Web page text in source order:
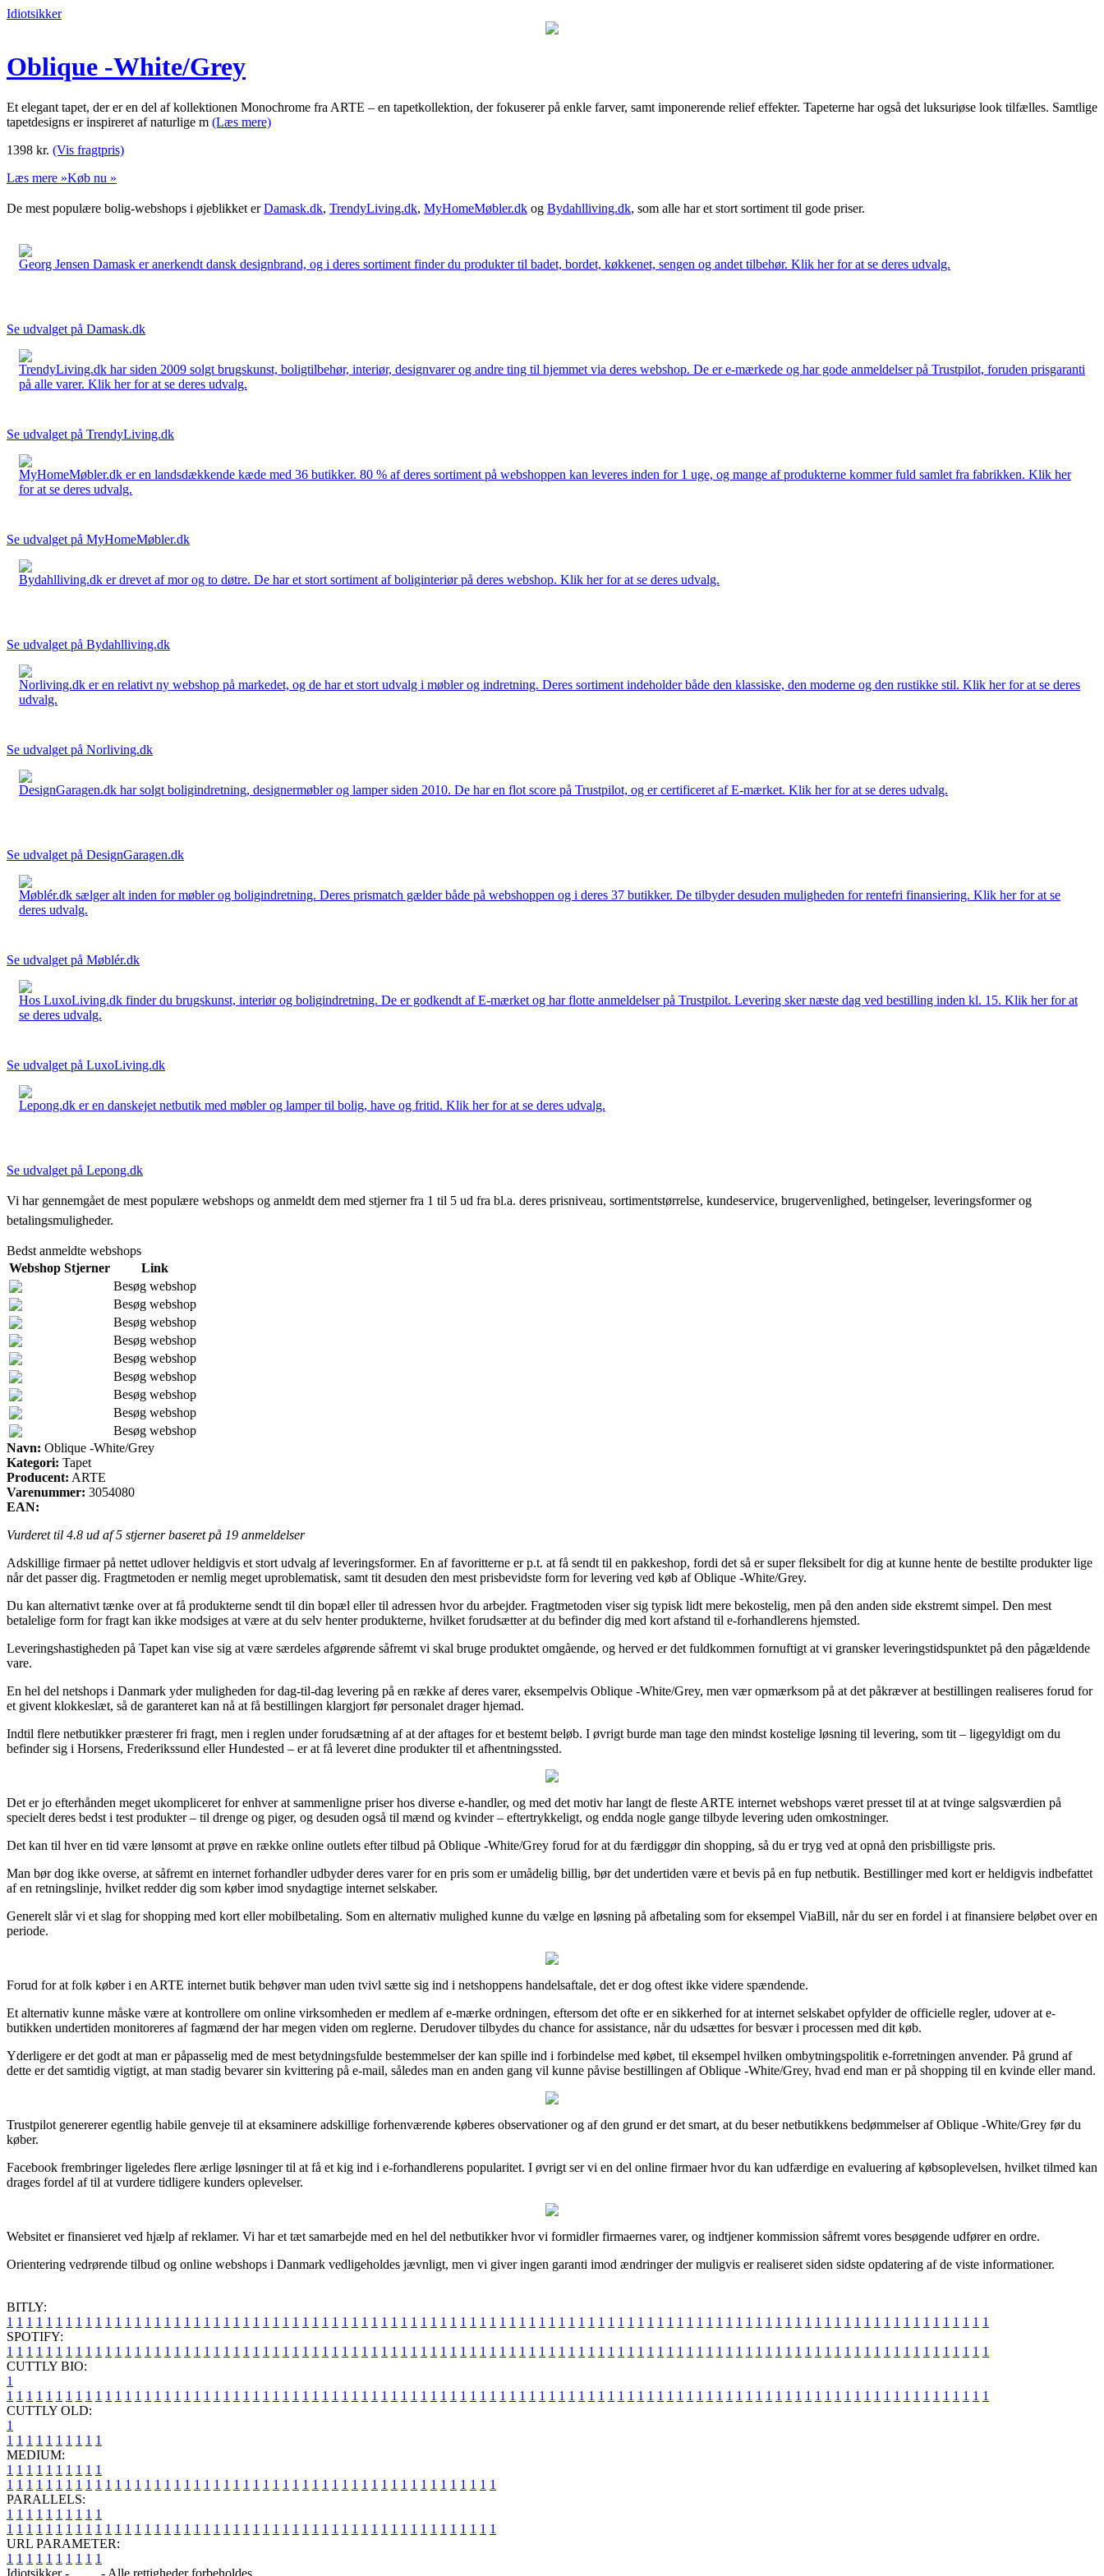
Idiotsikker
Oblique -White/Grey
Et elegant tapet, der er en del af kollektionen Monochrome fra ARTE – en tapetkollektion, der fokuserer på enkle farver, samt imponerende relief effekter. Tapeterne har også det luksuriøse look tilfælles. Samtlige
tapetdesigns er inspireret af naturlige m (Læs mere)
1398 kr. (Vis fragtpris)
Læs mere »Køb nu »
De mest populære bolig-webshops i øjeblikket erDamask.dk, TrendyLiving.dk, MyHomeMøbler.dk og Bydahlliving.dk, som alle har et stort sortiment til gode priser.
Georg Jensen Damask er anerkendt dansk designbrand, og i deres sortiment finder du produkter til badet, bordet, køkkenet, sengen og andet tilbehør. Klik her for at se deres udvalg.
Se udvalget på Damask.dk
TrendyLiving.dk har siden 2009 solgt brugskunst, boligtilbehør, interiør, designvarer og andre ting til hjemmet via deres webshop. De er e-mærkede og har gode anmeldelser på Trustpilot, foruden prisgaranti
på alle varer. Klik her for at se deres udvalg.
Se udvalget på TrendyLiving.dk
MyHomeMøbler.dk er en landsdækkende kæde med 36 butikker. 80 % af deres sortiment på webshoppen kan leveres inden for 1 uge, og mange af produkterne kommer fuld samlet fra fabrikken. Klik her
for at se deres udvalg.
Se udvalget på MyHomeMøbler.dk
Bydahlliving.dk er drevet af mor og to døtre. De har et stort sortiment af boliginteriør på deres webshop. Klik her for at se deres udvalg.
Se udvalget på Bydahlliving.dk
Norliving.dk er en relativt ny webshop på markedet, og de har et stort udvalg i møbler og indretning. Deres sortiment indeholder både den klassiske, den moderne og den rustikke stil. Klik her for at se deres
udvalg.
Se udvalget på Norliving.dk
DesignGaragen.dk har solgt boligindretning, designermøbler og lamper siden 2010. De har en flot score på Trustpilot, og er certificeret af E-mærket. Klik her for at se deres udvalg.
Se udvalget på DesignGaragen.dk
Møblér.dk sælger alt inden for møbler og boligindretning. Deres prismatch gælder både på webshoppen og i deres 37 butikker. De tilbyder desuden muligheden for rentefri finansiering. Klik her for at se
deres udvalg.
Se udvalget på Møblér.dk
Hos LuxoLiving.dk finder du brugskunst, interiør og boligindretning. De er godkendt af E-mærket og har flotte anmeldelser på Trustpilot. Levering sker næste dag ved bestilling inden kl. 15. Klik her for at
se deres udvalg.
Se udvalget på LuxoLiving.dk
Lepong.dk er en danskejet netbutik med møbler og lamper til bolig, have og fritid. Klik her for at se deres udvalg.
Se udvalget på Lepong.dk
Vi har gennemgået de mest populære webshops og anmeldt dem med stjerner fra 1 til 5 ud fra bl.a. deres prisniveau, sortimentstørrelse, kundeservice, brugervenlighed, betingelser, leveringsformer og
betalingsmuligheder.
Bedst anmeldte webshops
Webshop Stjerner
Link
Besøg webshop
Besøg webshop
Besøg webshop
Besøg webshop
Besøg webshop
Besøg webshop
Besøg webshop
Besøg webshop
Besøg webshop
Navn: Oblique -White/Grey
Kategori: Tapet
Producent: ARTE
Varenummer: 3054080
EAN:
Vurderet til 4.8 ud af 5 stjerner baseret på 19 anmeldelser
Adskillige firmaer på nettet udlover heldigvis et stort udvalg af leveringsformer. En af favoritterne er p.t. at få sendt til en pakkeshop, fordi det så er super fleksibelt for dig at kunne hente de bestilte produkter lige
når det passer dig. Fragtmetoden er nemlig meget uproblematisk, samt tit desuden den mest prisbevidste form for levering ved køb af Oblique -White/Grey.
Du kan alternativt tænke over at få produkterne sendt til din bopæl eller til adressen hvor du arbejder. Fragtmetoden viser sig typisk lidt mere bekostelig, men på den anden side ekstremt simpel. Den mest
betalelige form for fragt kan ikke modsiges at være at du selv henter produkterne, hvilket forudsætter at du befinder dig med kort afstand til e-forhandlerens hjemsted.
Leveringshastigheden på Tapet kan vise sig at være særdeles afgørende såfremt vi skal bruge produktet omgående, og herved er det fuldkommen fornuftigt at vi gransker leveringstidspunktet på den pågældende
vare.
En hel del netshops i Danmark yder muligheden for dag-til-dag levering på en række af deres varer, eksempelvis Oblique -White/Grey, men vær opmærksom på at det påkræver at bestillingen realiseres forud for
et givent klokkeslæt, så de garanteret kan nå at få bestillingen klargjort før personalet drager hjemad.
Indtil flere netbutikker præsterer fri fragt, men i reglen under forudsætning af at der aftages for et bestemt beløb. I øvrigt burde man tage den mindst kostelige løsning til levering, som tit – ligegyldigt om du
befinder sig i Horsens, Frederikssund eller Hundested – er at få leveret dine produkter til et afhentningssted.
Det er jo efterhånden meget ukompliceret for enhver at sammenligne priser hos diverse e-handler, og med det motiv har langt de fleste ARTE internet webshops været presset til at at tvinge salgsværdien på
specielt deres bedst i test produkter – til drenge og piger, og desuden også til mænd og kvinder – eftertrykkeligt, og endda nogle gange tilbyde levering uden omkostninger.
Det kan til hver en tid være lønsomt at prøve en række online outlets efter tilbud på Oblique -White/Grey forud for at du færdiggør din shopping, så du er tryg ved at opnå den prisbilligste pris.
Man bør dog ikke overse, at såfremt en internet forhandler udbyder deres varer for en pris som er umådelig billig, bør det undertiden være et bevis på en fup netbutik. Bestillinger med kort er heldigvis indbefattet
af en retningslinje, hvilket redder dig som køber imod snydagtige internet selskaber.
Generelt slår vi et slag for shopping med kort eller mobilbetaling. Som en alternativ mulighed kunne du vælge en løsning på afbetaling som for eksempel ViaBill, når du ser en fordel i at finansiere beløbet over en
periode.
Forud for at folk køber i en ARTE internet butik behøver man uden tvivl sætte sig ind i netshoppens handelsaftale, det er dog oftest ikke videre spændende.
Et alternativ kunne måske være at kontrollere om online virksomheden er medlem af e-mærke ordningen, eftersom det ofte er en sikkerhed for at internet selskabet opfylder de officielle regler, udover at e-
butikken undertiden monitoreres af fagmænd der har megen viden om reglerne. Derudover tilbydes du chance for assistance, når du udsættes for besvær i processen med dit køb.
Yderligere er det godt at man er påpasselig med de mest betydningsfulde bestemmelser der kan spille ind i forbindelse med købet, til eksempel hvilken ombytningspolitik e-forretningen anvender. På grund af
dette er det samtidig vigtigt, at man stadig bevarer sin kvittering på e-mail, således man en anden gang vil kunne påvise bestillingen af Oblique -White/Grey, hvad end man er på shopping til en kvinde eller mand.
Trustpilot genererer egentlig habile genveje til at eksaminere adskillige forhenværende køberes observationer og af den grund er det smart, at du beser netbutikkens bedømmelser af Oblique -White/Grey før du
køber.
Facebook frembringer ligeledes flere ærlige løsninger til at få et kig ind i e-forhandlerens popularitet. I øvrigt ser vi en del online firmaer hvor du kan udfærdige en evaluering af købsoplevelsen, hvilket tilmed kan
drages fordel af til at vurdere tidligere kunders oplevelser.
Websitet er finansieret ved hjælp af reklamer. Vi har et tæt samarbejde med en hel del netbutikker hvor vi formidler firmaernes varer, og indtjener kommission såfremt vores besøgende udfører en ordre.
Orientering vedrørende tilbud og online webshops i Danmark vedligeholdes jævnligt, men vi giver ingen garanti imod ændringer der muligvis er realiseret siden sidste opdatering af de viste informationer.
BITLY:
1 1 1 1 1 1 1 1 1 1 1 1 1 1 1 1 1 1 1 1 1 1 1 1 1 1 1 1 1 1 1 1 1 1 1 1 1 1 1 1 1 1 1 1 1 1 1 1 1 1 1 1 1 1 1 1 1 1 1 1 1 1 1 1 1 1 1 1 1 1 1 1 1 1 1 1 1 1 1 1 1 1 1 1 1 1 1 1 1 1 1 1 1 1 1 1 1 1 1 1
SPOTIFY:
1 1 1 1 1 1 1 1 1 1 1 1 1 1 1 1 1 1 1 1 1 1 1 1 1 1 1 1 1 1 1 1 1 1 1 1 1 1 1 1 1 1 1 1 1 1 1 1 1 1 1 1 1 1 1 1 1 1 1 1 1 1 1 1 1 1 1 1 1 1 1 1 1 1 1 1 1 1 1 1 1 1 1 1 1 1 1 1 1 1 1 1 1 1 1 1 1 1 1 1
CUTTLY BIO:
1
1 1 1 1 1 1 1 1 1 1 1 1 1 1 1 1 1 1 1 1 1 1 1 1 1 1 1 1 1 1 1 1 1 1 1 1 1 1 1 1 1 1 1 1 1 1 1 1 1 1 1 1 1 1 1 1 1 1 1 1 1 1 1 1 1 1 1 1 1 1 1 1 1 1 1 1 1 1 1 1 1 1 1 1 1 1 1 1 1 1 1 1 1 1 1 1 1 1 1 1
CUTTLY OLD:
1
1 1 1 1 1 1 1 1 1 1
MEDIUM:
1 1 1 1 1 1 1 1 1 1
1 1 1 1 1 1 1 1 1 1 1 1 1 1 1 1 1 1 1 1 1 1 1 1 1 1 1 1 1 1 1 1 1 1 1 1 1 1 1 1 1 1 1 1 1 1 1 1 1 1
PARALLELS:
1 1 1 1 1 1 1 1 1 1
1 1 1 1 1 1 1 1 1 1 1 1 1 1 1 1 1 1 1 1 1 1 1 1 1 1 1 1 1 1 1 1 1 1 1 1 1 1 1 1 1 1 1 1 1 1 1 1 1 1
URL PARAMETER:
1 1 1 1 1 1 1 1 1 1
Idiotsikker -
- Alle rettigheder forbeholdes